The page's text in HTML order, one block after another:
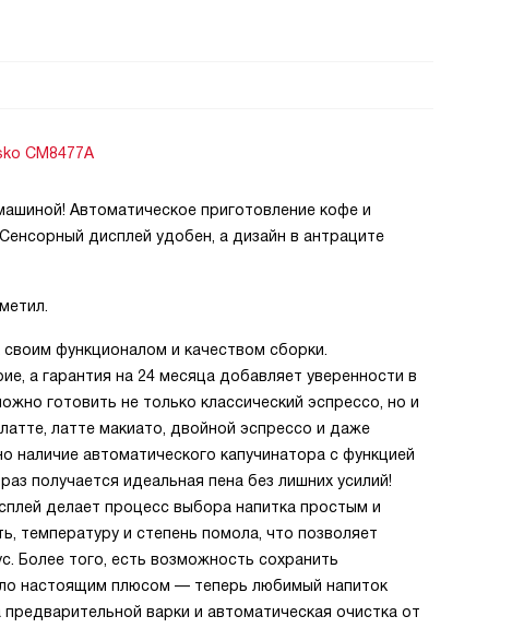
CM8477A
Автоматическое приготовление кофе и
дисплей удобен, а дизайн в антраците
функционалом и качеством сборки.
а гарантия на 24 месяца добавляет уверенности в
готовить не только классический эспрессо, но и
латте макиато, двойной эспрессо и даже
автоматического капучинатора с функцией
получается идеальная пена без лишних усилий!
делает процесс выбора напитка простым и
температуру и степень помола, что позволяет
Более того, есть возможность сохранить
настоящим плюсом — теперь любимый напиток
варки и автоматическая очистка от